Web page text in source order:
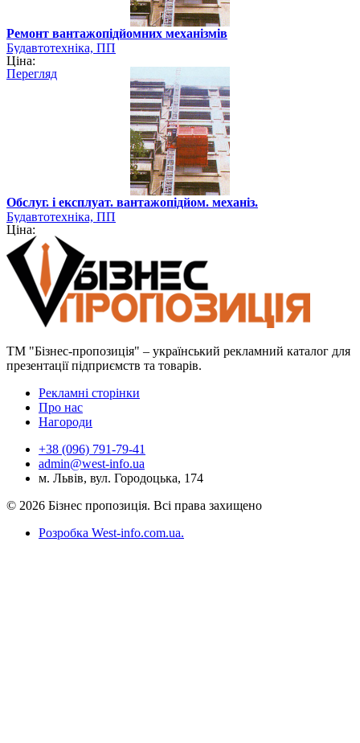
Ремонт вантажопідйомних механізмів
Будавтотехніка, ПП
Ціна:
Перегляд
Обслуг. і експлуат. вантажопідйом. механіз.
Будавтотехніка, ПП
Ціна:
ТМ "Бізнес-пропозиція" – український рекламний каталог для
презентації підприємств та товарів.
Рекламні сторінки
Про нас
Нагороди
+38 (096) 791-79-41
admin@west-info.ua
м. Львів, вул. Городоцька, 174
© 2026 Бізнес пропозиція. Всі права захищено
Розробка West-info.com.ua.